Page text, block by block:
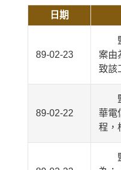
日期
89-02-23
監
案由
致該
89-02-22
監
華電
程，
監